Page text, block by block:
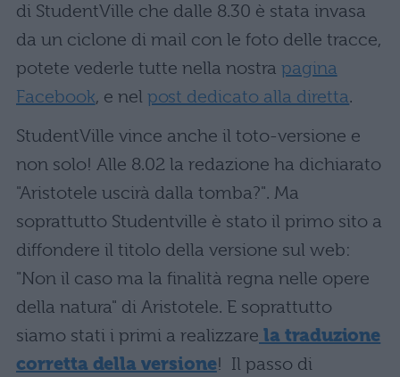
di StudentVille che dalle 8.30 è stata invasa
da un ciclone di mail con le foto delle tracce,
potete vederle tutte nella nostra pagina
Facebook, e nel post dedicato alla diretta.
StudentVille vince anche il toto-versione e
non solo! Alle 8.02 la redazione ha dichiarato
"Aristotele uscirà dalla tomba?". Ma
soprattutto Studentville è stato il primo sito a
diffondere il titolo della versione sul web:
"Non il caso ma la finalità regna nelle opere
della natura" di Aristotele. E soprattutto
siamo stati i primi a realizzare la traduzione
corretta della versione! Il passo di